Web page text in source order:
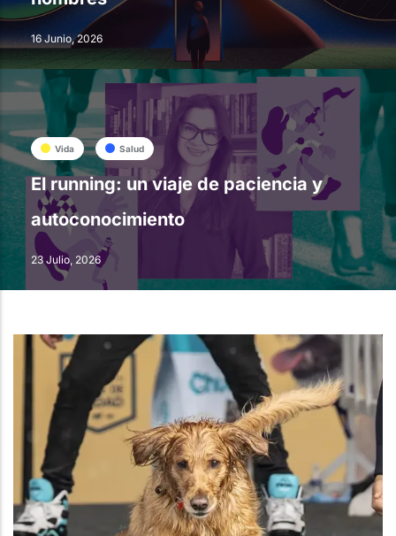
16 Junio, 2026
Vida Salud
El running: un viaje de paciencia y
autoconocimiento
23 Julio, 2026